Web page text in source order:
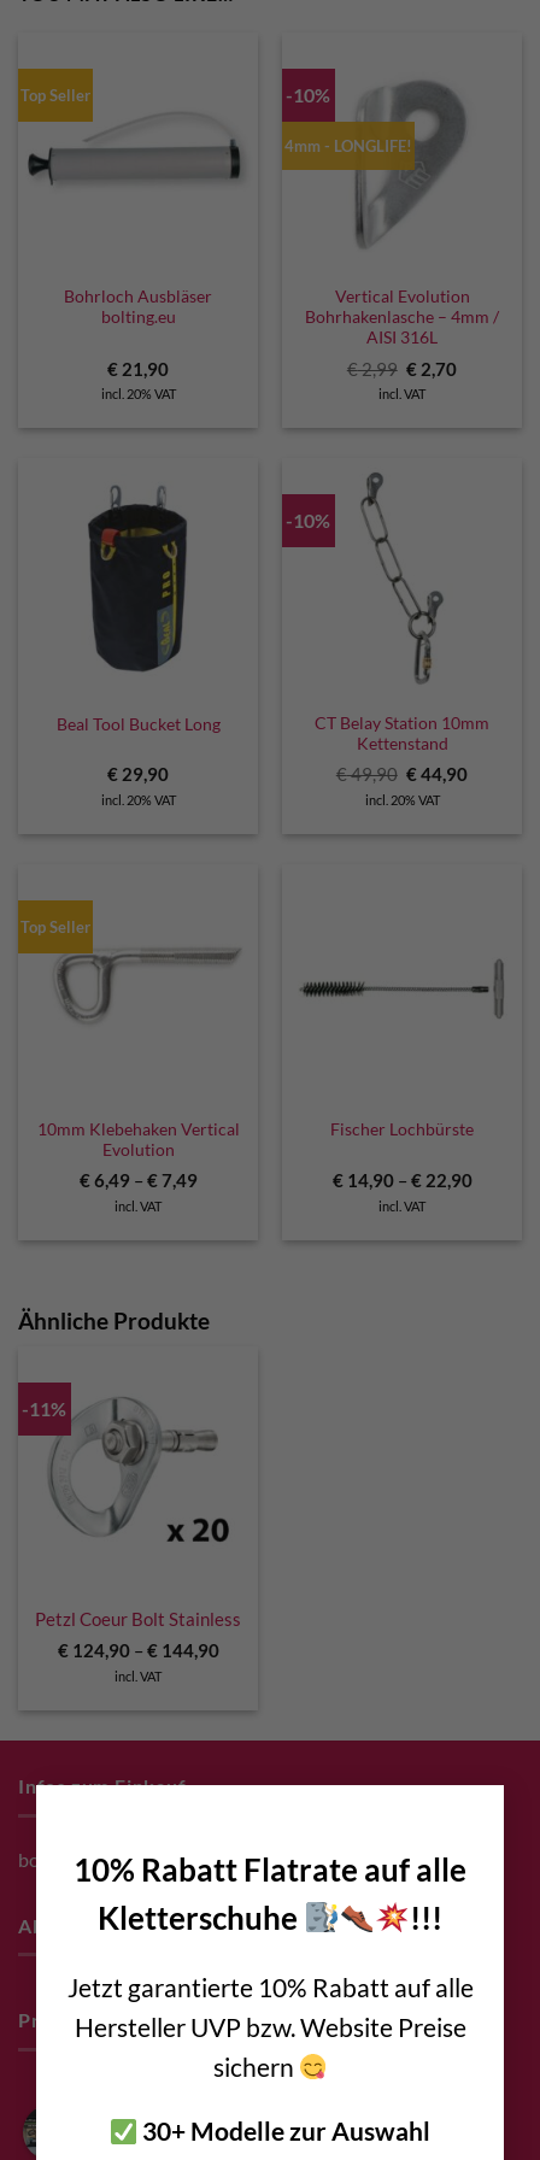
10% Rabatt Flatrate auf alle
Kletterschuhe
!!!
Jetzt garantierte 10% Rabatt auf alle
Hersteller UVP bzw. Website Preise
sichern
30+ Modelle zur Auswahl
Top Seller
Bohrloch Ausbläser
bolting.eu
€ 21,90
incl. 20% VAT
-10%
4mm - LONGLIFE!
Vertical Evolution
Bohrhakenlasche – 4mm /
AISI 316L
€2,99 Original
price
was:
€ 2,70Current
incl. VAT
Beal Tool Bucket Long
€ 29,90
incl. 20% VAT
-10%
CT Belay Station 10mm
Kettenstand
€49,90 Original
price
was:
€44,90Current
incl. 20% VAT
Top Seller
10mm Klebehaken Vertical
Evolution
€6,49 – €7,49
incl. VAT
Fischer Lochbürste
€14,90– €22,90
incl. VAT
Ähnliche Produkte
-11%
Petzl Coeur Bolt Stainless
€124,90– €144,90
incl. VAT
Infos zum Einkauf
bolting.eu Gutschein
About
Pro Deals & Sponsoring
Bolting.eu